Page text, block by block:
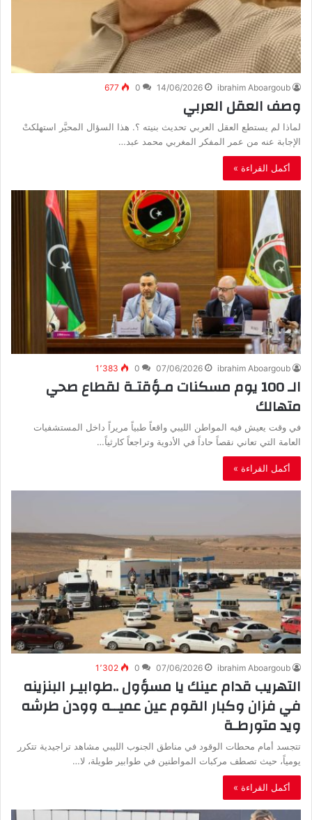
ibrahim Aboargoub
14/06/2026
0
677
وصف العقل العربي
‬الإجابة‭ ‬عنه‭ ‬من‭ ‬عمر‭ ‬المفكر‭ ‬المغربي‭ ‬محمد‭ ‬عبد‭…
أكمل القراءة »
ibrahim Aboargoub
07/06/2026
0 1٬383
‬متهالك
‬العامة‭ ‬التي‭ ‬تعاني‭ ‬نقصاً‭ ‬حاداً‭ ‬في‭ ‬الأدوية‭ ‬وتراجعاً‭ ‬كارثياً‭…
أكمل القراءة »
ibrahim Aboargoub
07/06/2026
0 1٬302
‬ويد‭ ‬متورطـة
‬يومياً،‭ ‬حيث‭ ‬تصطف‭ ‬مركبات‭ ‬المواطنين‭ ‬في‭ ‬طوابير‭ ‬طويلة،‭ ‬لا‭…
أكمل القراءة »